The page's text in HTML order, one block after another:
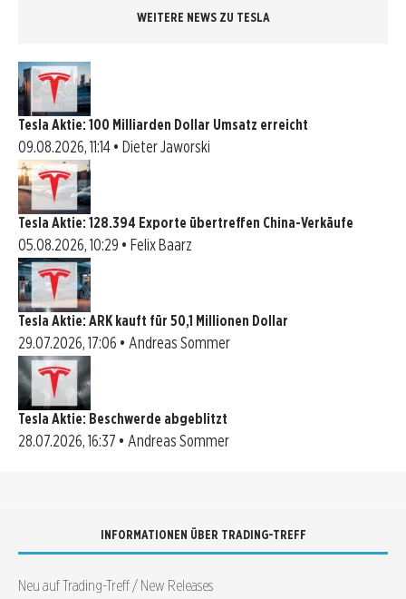
WEITERE NEWS ZU TESLA
Tesla Aktie: 100 Milliarden Dollar Umsatz erreicht
09.08.2026, 11:14 • Dieter Jaworski
Tesla Aktie: 128.394 Exporte übertreffen China-Verkäufe
05.08.2026, 10:29 • Felix Baarz
Tesla Aktie: ARK kauft für 50,1 Millionen Dollar
29.07.2026, 17:06 • Andreas Sommer
Tesla Aktie: Beschwerde abgeblitzt
28.07.2026, 16:37 • Andreas Sommer
INFORMATIONEN ÜBER TRADING-TREFF
Neu auf Trading-Treff / New Releases